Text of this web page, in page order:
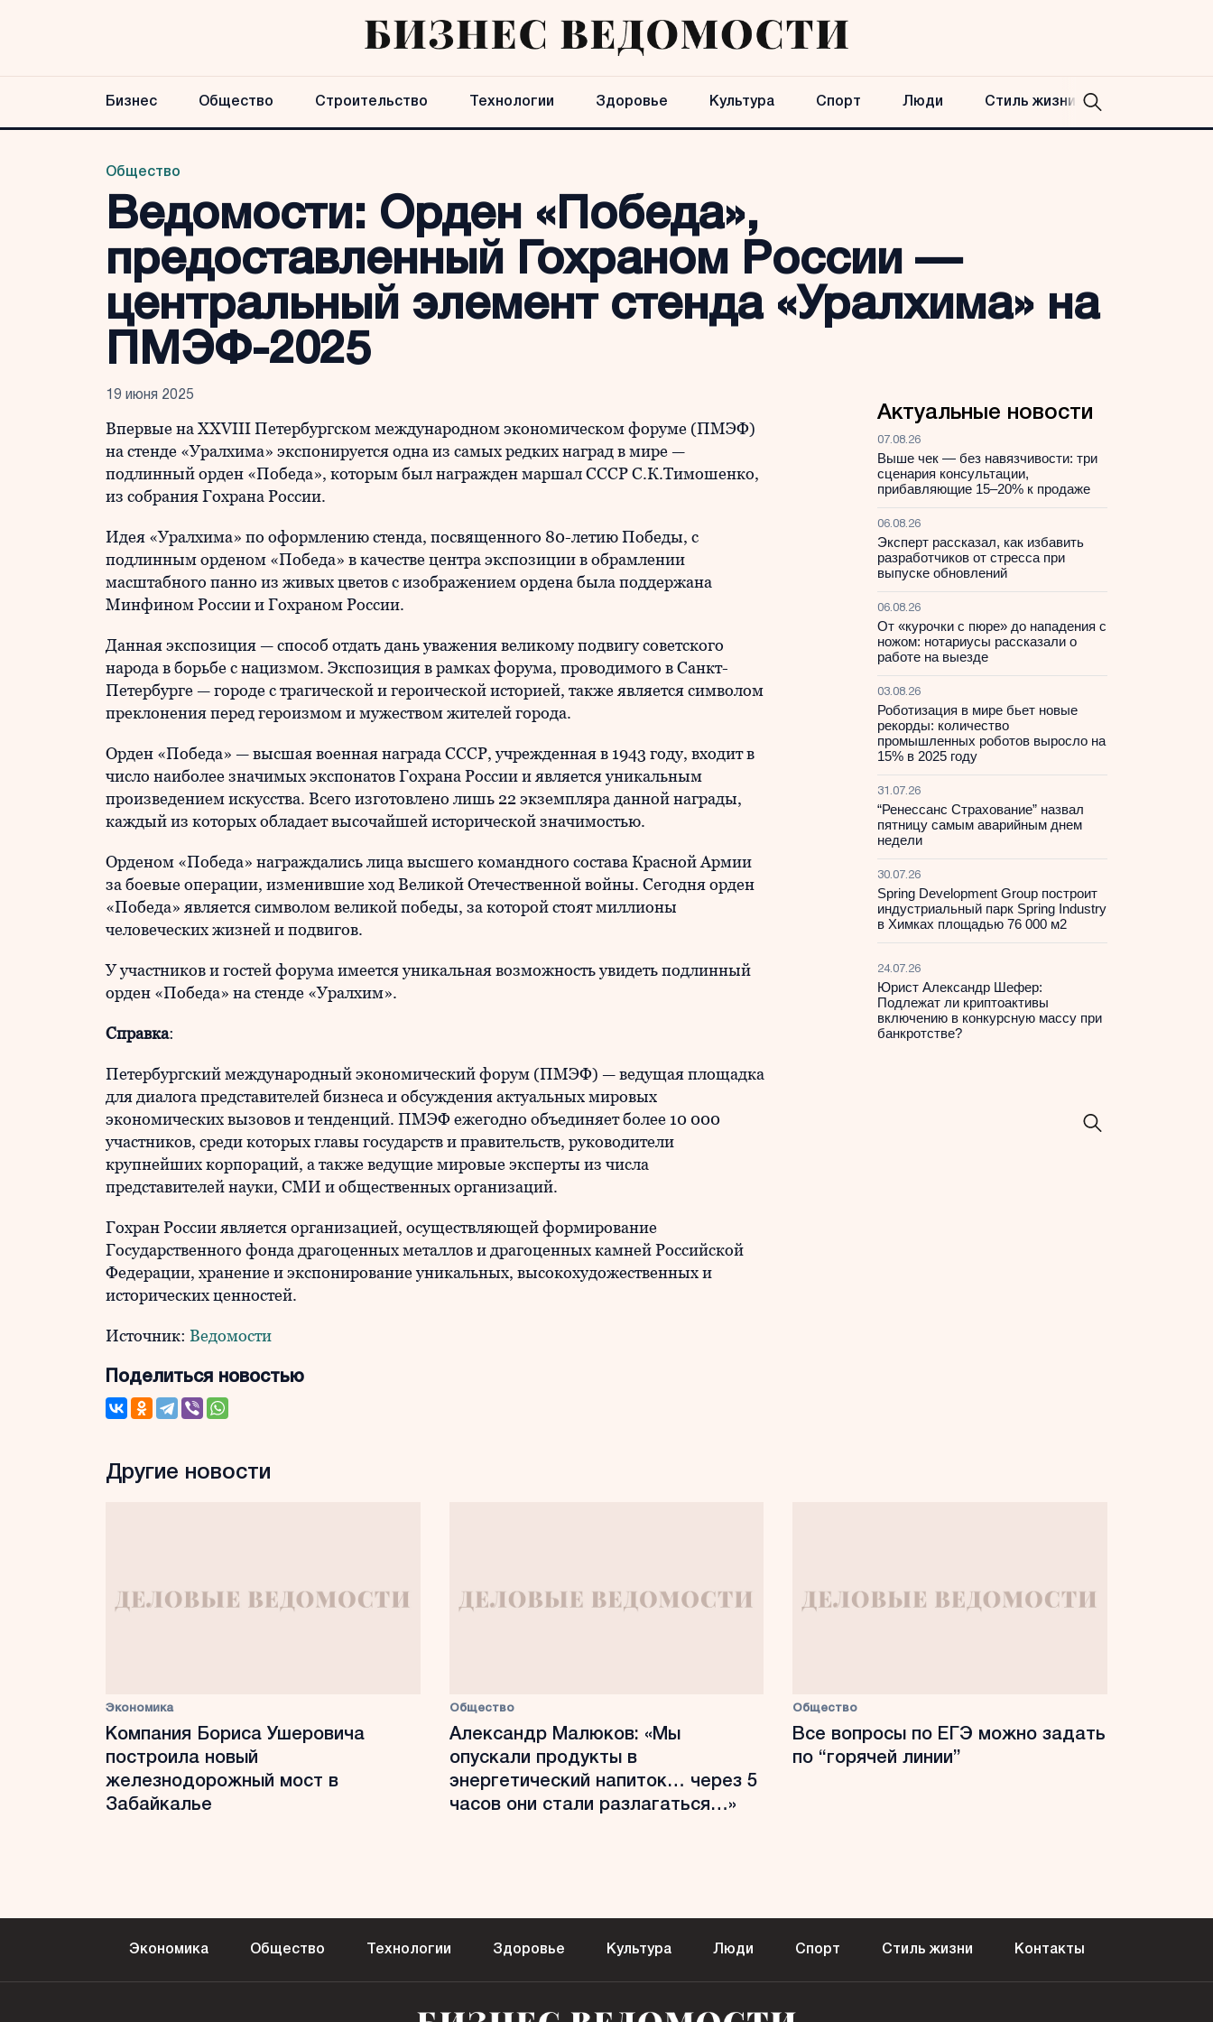
Бизнес Общество Строительство Технологии Здоровье Культура Спорт Люди Стиль жизни
Общество
Ведомости: Орден «Победа»,
предоставленный Гохраном России —
центральный элемент стенда «Уралхима» на
ПМЭФ-2025
19 июня 2025
Впервые на XXVIII Петербургском международном экономическом форуме (ПМЭФ)
на стенде «Уралхима» экспонируется одна из самых редких наград в мире —
подлинный орден «Победа», которым был награжден маршал СССР С.К.Тимошенко,
из собрания Гохрана России.
Идея «Уралхима» по оформлению стенда, посвященного 80-летию Победы, с
подлинным орденом «Победа» в качестве центра экспозиции в обрамлении
масштабного панно из живых цветов с изображением ордена была поддержана
Минфином России и Гохраном России.
Данная экспозиция — способ отдать дань уважения великому подвигу советского
народа в борьбе с нацизмом. Экспозиция в рамках форума, проводимого в Санкт-
Петербурге — городе с трагической и героической историей, также является символом
преклонения перед героизмом и мужеством жителей города.
Орден «Победа» — высшая военная награда СССР, учрежденная в 1943 году, входит в
число наиболее значимых экспонатов Гохрана России и является уникальным
произведением искусства. Всего изготовлено лишь 22 экземпляра данной награды,
каждый из которых обладает высочайшей исторической значимостью.
Орденом «Победа» награждались лица высшего командного состава Красной Армии
за боевые операции, изменившие ход Великой Отечественной войны. Сегодня орден
«Победа» является символом великой победы, за которой стоят миллионы
человеческих жизней и подвигов.
У участников и гостей форума имеется уникальная возможность увидеть подлинный
орден «Победа» на стенде «Уралхим».
Справка:
Петербургский международный экономический форум (ПМЭФ) — ведущая площадка
для диалога представителей бизнеса и обсуждения актуальных мировых
экономических вызовов и тенденций. ПМЭФ ежегодно объединяет более 10 000
участников, среди которых главы государств и правительств, руководители
крупнейших корпораций, а также ведущие мировые эксперты из числа
представителей науки, СМИ и общественных организаций.
Гохран России является организацией, осуществляющей формирование
Государственного фонда драгоценных металлов и драгоценных камней Российской
Федерации, хранение и экспонирование уникальных, высокохудожественных и
исторических ценностей.
Источник: Ведомости
Поделиться новостью
Актуальные новости
07.08.26
Выше чек — без навязчивости: три
сценария консультации,
прибавляющие 15–20% к продаже
06.08.26
Эксперт рассказал, как избавить
разработчиков от стресса при
выпуске обновлений
06.08.26
От «курочки с пюре» до нападения с
ножом: нотариусы рассказали о
работе на выезде
03.08.26
Роботизация в мире бьет новые
рекорды: количество
промышленных роботов выросло на
15% в 2025 году
31.07.26
“Ренессанс Страхование” назвал
пятницу самым аварийным днем
недели
30.07.26
Spring Development Group построит
индустриальный парк Spring Industry
в Химках площадью 76 000 м2
24.07.26
Юрист Александр Шефер:
Подлежат ли криптоактивы
включению в конкурсную массу при
банкротстве?
Другие новости
Экономика
Компания Бориса Ушеровича
построила новый
железнодорожный мост в
Забайкалье
Общество
Александр Малюков: «Мы
опускали продукты в
энергетический напиток… через 5
часов они стали разлагаться…»
Общество
Все вопросы по ЕГЭ можно задать
по “горячей линии”
Экономика Общество Технологии Здоровье Культура Люди Спорт Стиль жизни Контакты